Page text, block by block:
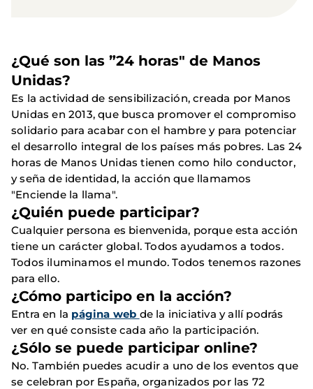
¿Qué son las ”24 horas" de Manos
Unidas?
Es la actividad de sensibilización, creada por Manos
Unidas en 2013, que busca promover el compromiso
solidario para acabar con el hambre y para potenciar
el desarrollo integral de los países más pobres. Las 24
horas de Manos Unidas tienen como hilo conductor,
y seña de identidad, la acción que llamamos
"Enciende la llama".
¿Quién puede participar?
Cualquier persona es bienvenida, porque esta acción
tiene un carácter global. Todos ayudamos a todos.
Todos iluminamos el mundo. Todos tenemos razones
para ello.
¿Cómo participo en la acción?
Entra en la página web de la iniciativa y allí podrás
ver en qué consiste cada año la participación.
¿Sólo se puede participar online?
No. También puedes acudir a uno de los eventos que
se celebran por España, organizados por las 72